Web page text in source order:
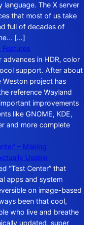
language. The X server
that most of us take
full of decades of
[…]
advances in HDR, color
support. After about
project has
reference Wayland
improvements
like GNOME, KDE,
and more complete
– Making
Usable
“Test Center” that
apps and system
on image-based
been that cool,
who live and breathe
updated, super